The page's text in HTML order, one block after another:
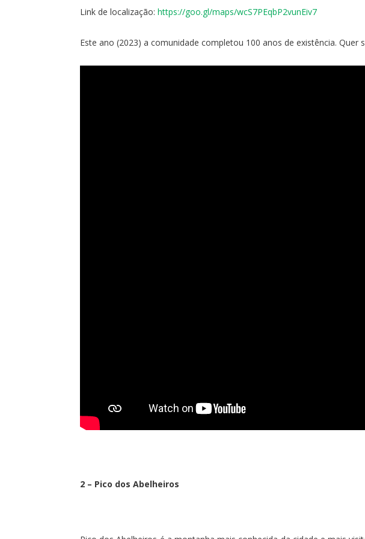
Link de localização: https://goo.gl/maps/wcS7PEqbP2vunEiv7
Este ano (2023) a comunidade completou 100 anos de existência.
2 – Pico dos Abelheiros